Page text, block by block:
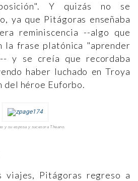
Y quizás no se
ya que Pitágoras enseñaba
reminiscencia --algo que
la frase platónica "aprender
y se creía que recordaba
haber luchado en Troya
del héroe Euforbo.
y su esposa y sucesora Theano.
viajes, Pitágoras regreso a